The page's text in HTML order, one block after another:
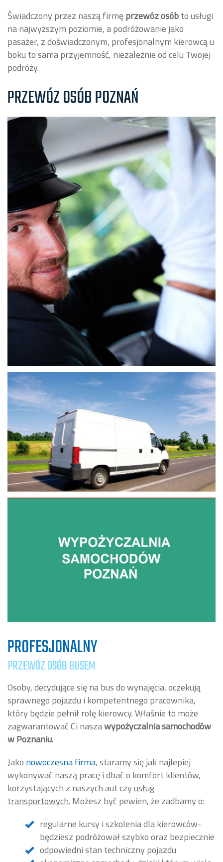
Świadczony przez naszą firmęprzewóz osóbto usługi
na najwyższym poziomie, a podróżowanie jako
pasażer, z doświadczonym, profesjonalnym kierowcą u
boku to sama przyjemność, niezależnie od celu Twojej
podróży.
PRZEWÓZ OSÓB POZNAŃ
PROFESJONALNY
PRZEWÓZ OSÓB BUSEM
Osoby, decydujące się na bus do wynajęcia, oczekują
sprawnego pojazdu i kompetentnego pracownika,
który będzie pełnił rolę kierowcy. Właśnie to może
zagwarantować Ci naszawypożyczalnia samochodów
w Poznaniu.
Jako nowoczesna firma, staramy się jak najlepiej
wykonywać naszą pracę i dbać o komfort klientów,
korzystających z naszych aut czyusług
transportowych. Możesz być pewien, że zadbamy o:
regularne kursy i szkolenia dla kierowców-
będziesz podróżował szybko oraz bezpiecznie
odpowiedni stan techniczny pojazdu